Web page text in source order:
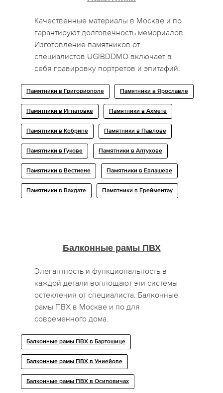
Качественные материалы в Москве и по
гарантируют долговечность мемориалов.
Изготовление памятников от
специалистов UGIBDDMO включает в
себя гравировку портретов и эпитафий.
Памятники в Григориополе Памятники в Ярославле
Памятники в Игнатовке Памятники в Ахмете
Памятники в Кобрине Памятники в Павлове
Памятники в Гукове Памятники в Алтухове
Памятники в Вестиене Памятники в Евлашеве
Памятники в Вахдате Памятники в Ерейментау
Балконные рамы ПВХ
Элегантность и функциональность в
каждой детали воплощают эти системы
остекления от специалиста. Балконные
рамы ПВХ в Москве и по для
современного дома.
Балконные рамы ПВХ в Бартошице
Балконные рамы ПВХ в Униейове
Балконные рамы ПВХ в Осиповичах